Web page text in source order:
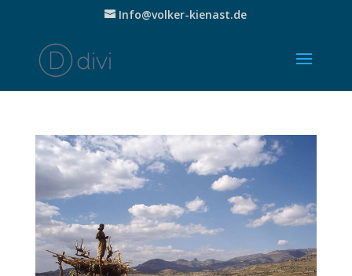
Info@volker-kienast.de